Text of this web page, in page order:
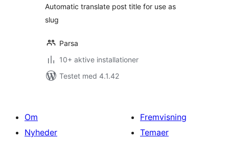
Automatic translate post title for use as
slug
Parsa
10+ aktive installationer
Testet med 4.1.42
Om
Nyheder
Fremvisning
Temaer